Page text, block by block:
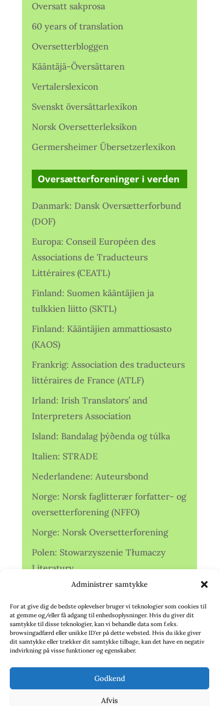
Administrer samtykke
For at give dig de bedste oplevelser bruger vi teknologier som cookies til
at gemme og/eller få adgang til enhedsoplysninger. Hvis du giver dit
samtykke til disse teknologier, kan vi behandle data som f.eks.
browsingadfærd eller unikke ID'er på dette websted. Hvis du ikke giver
dit samtykke eller trækker dit samtykke tilbage, kan det have en negativ
indvirkning på visse funktioner og egenskaber.
Godkend
Afvis
Oversatt sakprosa
60 years of translation
Oversetterbloggen
Kääntäjä-Översättaren
Vertalerslexicon
Svenskt översättarlexikon
Norsk Oversetterleksikon
Germersheimer Übersetzerlexikon
Oversætterforeninger i verden
Danmark: Dansk Oversætterforbund
(DOF)
Europa: Conseil Européen des
Associations de Traducteurs
Littéraires (CEATL)
Finland: Suomen kääntäjien ja
tulkkien liitto (SKTL)
Finland: Kääntäjien ammattiosasto
(KAOS)
Frankrig: Association des traducteurs
littéraires de France (ATLF)
Irland: Irish Translators’ and
Interpreters Association
Island: Bandalag þýðenda og túlka
Italien: STRADE
Nederlandene: Auteursbond
Norge: Norsk faglitterær forfatter- og
oversetterforening (NFFO)
Norge: Norsk Oversetterforening
Polen: Stowarzyszenie Tłumaczy
Literatury
Storbritannien: Translators
Association (TA)
Sverige: Översättarsektionen (Ö.)
Sverige: Översättarcentrum (ÖC)
deutschsprachiger Übersetzer (VdÜ)